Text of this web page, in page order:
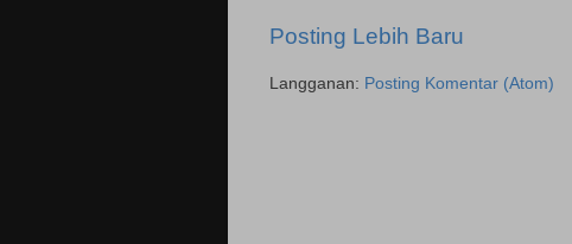
Posting Lebih Baru
Langganan: Posting Komentar (Atom)